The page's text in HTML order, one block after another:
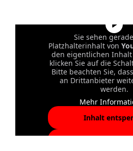
Sie sehen
Platzhalterinhalt von
den eigentlichen
klicken Sie auf die
Bitte beachten Sie,
an Drittanbieter
werden.
Mehr
Inhalt